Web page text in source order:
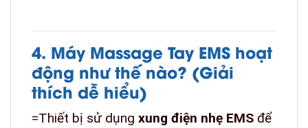
4. Máy Massage Tay EMS hoạt
động như thế nào? (Giải
thích dễ hiểu)
=Thiết bị sử dụng xung điện nhẹ EMS để